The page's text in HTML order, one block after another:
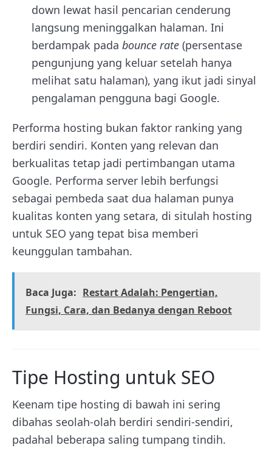
down lewat hasil pencarian cenderung
langsung meninggalkan halaman. Ini
berdampak pada bounce rate (persentase
pengunjung yang keluar setelah hanya
melihat satu halaman), yang ikut jadi sinyal
pengalaman pengguna bagi Google.
Performa hosting bukan faktor ranking yang
berdiri sendiri. Konten yang relevan dan
berkualitas tetap jadi pertimbangan utama
Google. Performa server lebih berfungsi
sebagai pembeda saat dua halaman punya
kualitas konten yang setara, di situlah hosting
untuk SEO yang tepat bisa memberi
keunggulan tambahan.
Baca Juga: Restart Adalah: Pengertian,
Fungsi, Cara, dan Bedanya dengan Reboot
Tipe Hosting untuk SEO
Keenam tipe hosting di bawah ini sering
dibahas seolah-olah berdiri sendiri-sendiri,
padahal beberapa saling tumpang tindih.